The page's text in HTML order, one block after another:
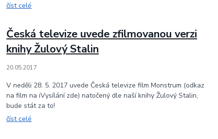
číst celé
Česká televize uvede zfilmovanou verzi
knihy Žulový Stalin
20.05.2017
V neděli 28. 5. 2017 uvede Česká televize film Monstrum (odkaz
na film na iVysílání zde) natočený dle naší knihy Žulový Stalin,
bude stát za to!
číst celé